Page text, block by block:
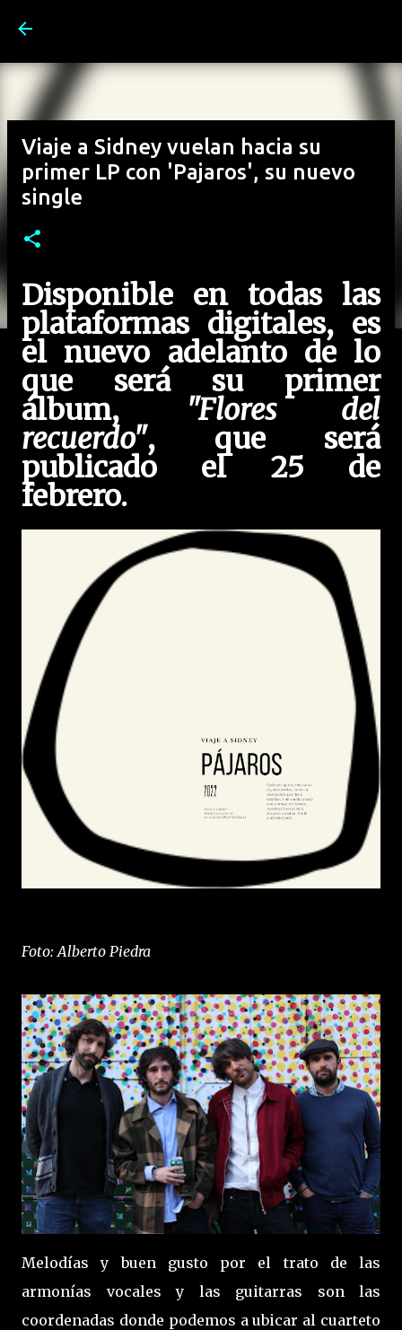
Viaje a Sidney vuelan hacia su
primer LP con 'Pajaros', su nuevo
single
Disponible en todas las
plataformas digitales, es
el nuevo adelanto de lo
que será su primer
álbum,
"Flores del
recuerdo", que será
publicado el 25 de
febrero.
Foto: Alberto Piedra
Melodías y buen gusto por el trato de las
armonías vocales y las guitarras son las
coordenadas donde podemos a ubicar al cuarteto